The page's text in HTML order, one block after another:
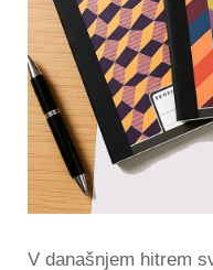
V današnjem hitrem